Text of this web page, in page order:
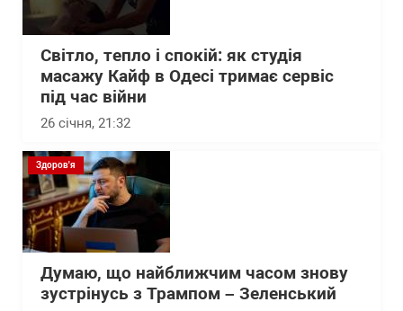
Світло, тепло і спокій: як студія
масажу Кайф в Одесі тримає сервіс
під час війни
26 січня, 21:32
Здоров'я
Думаю, що найближчим часом знову
зустрінусь з Трампом – Зеленський